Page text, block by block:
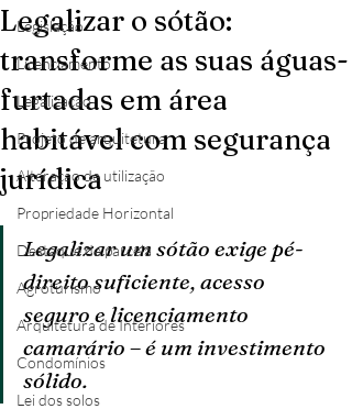
Legislação
Licenciamento
Legalização
Projeto de arquitetura
Alteração de utilização
Propriedade Horizontal
Destaque de parcela
Agroturismo
Arquitetura de Interiores
Condomínios
Lei dos solos
Legalizar o sótão:
transforme as suas águas-
furtadas em área
habitável com segurança
jurídica
Legalizar um sótão exige pé-
direito suficiente, acesso
seguro e licenciamento
camarário – é um investimento
sólido.